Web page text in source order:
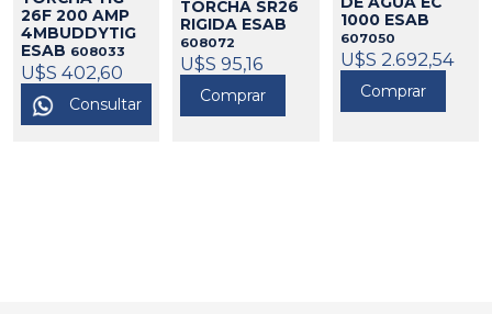
26F 200 AMP
4MBUDDYTIG
ESAB 608033
U$S 402,60
Consultar
TORCHA SR26
RIGIDA ESAB
608072
U$S 95,16
Comprar
1000 ESAB
607050
U$S 2.692,54
Comprar